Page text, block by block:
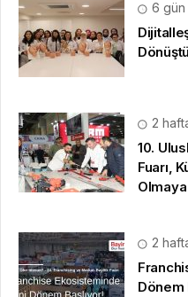
6
2
10.
Fuarı,
Olmaya
2
Dönem